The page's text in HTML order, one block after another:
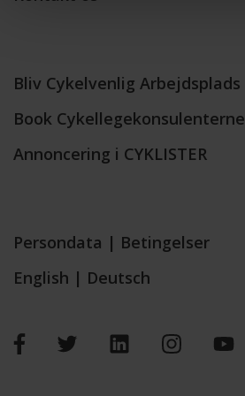
Bliv Cykelvenlig Arbejdsplads
Book Cykellegekonsulenterne
Annoncering i CYKLISTER
Persondata | Betingelser
English | Deutsch